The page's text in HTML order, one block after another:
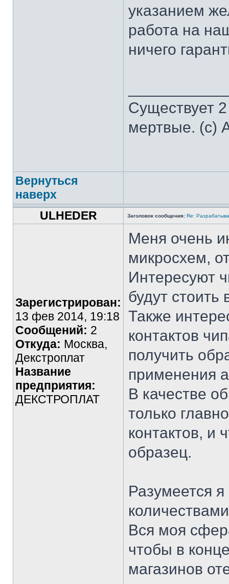
указанием
работа на
ничего
Существует
мертвые. (с)
Вернуться
наверх
ULHEDER
Заголовок сообщения: Re:
Зарегистрирован:
13 фев 2014, 19:18
Сообщений: 2
Откуда: Москва,
Декстроплат
Название
предприятия:
ДЕКСТРОПЛАТ
Меня очень
микросхем,
Интересуют
будут стоить
Также
контактов
получить
применения
В качестве
только
контактов, и
образец.
Разумеется
Вся моя
чтобы в
магазинов